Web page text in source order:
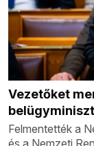
Vezetőket
Felmentették a